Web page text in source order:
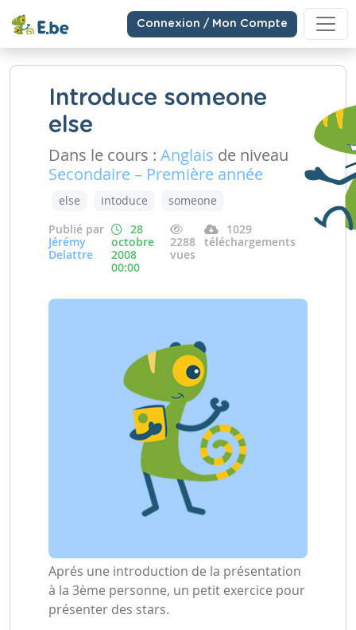
Connexion / Mon Compte
Introduce someone
else
Dans le cours : Anglais de niveau
Secondaire – Première année
else intoduce
someone
Publié par
Jérémy
Delattre
28
octobre
2008
00:00
2288
vues
1029
téléchargements
Aprés une introduction de la présentation
à la 3ème personne, un petit exercice pour
présenter des stars.